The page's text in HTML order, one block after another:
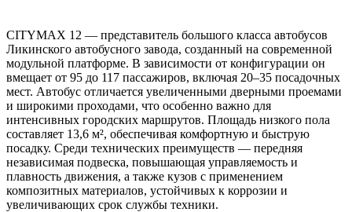
CITYMAX 12 — представитель большого класса автобусов
Ликинского автобусного завода, созданный на современной
модульной платформе. В зависимости от конфигурации он
вмещает от 95 до 117 пассажиров, включая 20–35 посадочных
мест. Автобус отличается увеличенными дверными проемами
и широкими проходами, что особенно важно для
интенсивных городских маршрутов. Площадь низкого пола
составляет 13,6 м², обеспечивая комфортную и быструю
посадку. Среди технических преимуществ — передняя
независимая подвеска, повышающая управляемость и
плавность движения, а также кузов с применением
композитных материалов, устойчивых к коррозии и
увеличивающих срок службы техники.